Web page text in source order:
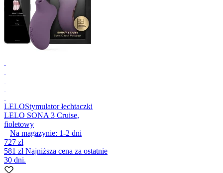
LELOStymulator łechtaczki
LELO SONA 3 Cruise,
fioletowy
Na magazynie: 1-2 dni
727 zł
581 złNajniższa cena za ostatnie
30 dni.